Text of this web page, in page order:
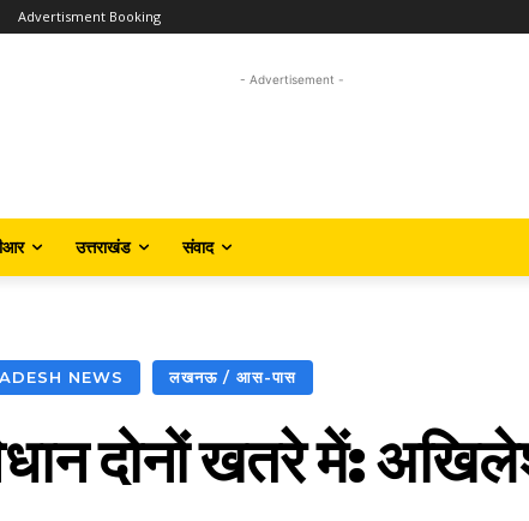
Advertisment Booking
- Advertisement -
उत्तराखंड संवाद
NEWS लखनऊ / आस-पास
दोनों खतरे में: